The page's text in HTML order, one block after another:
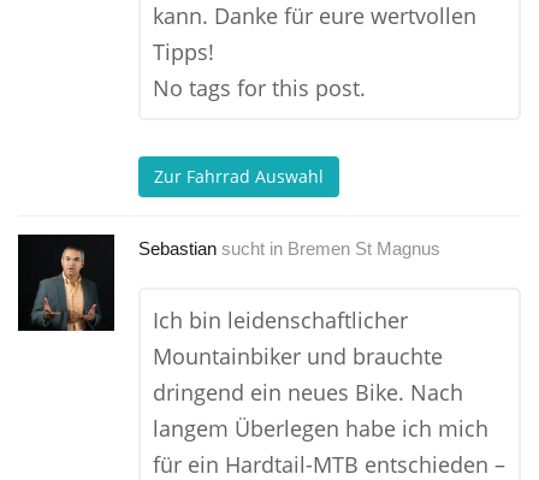
kann. Danke für eure wertvollen
Tipps!
No tags for this post.
Zur Fahrrad Auswahl
Sebastian sucht in Bremen St Magnus
Ich bin leidenschaftlicher
Mountainbiker und brauchte
dringend ein neues Bike. Nach
langem Überlegen habe ich mich
für ein Hardtail-MTB entschieden –